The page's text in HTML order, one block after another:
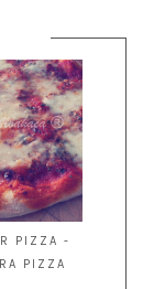
PIZZA -
PIZZA